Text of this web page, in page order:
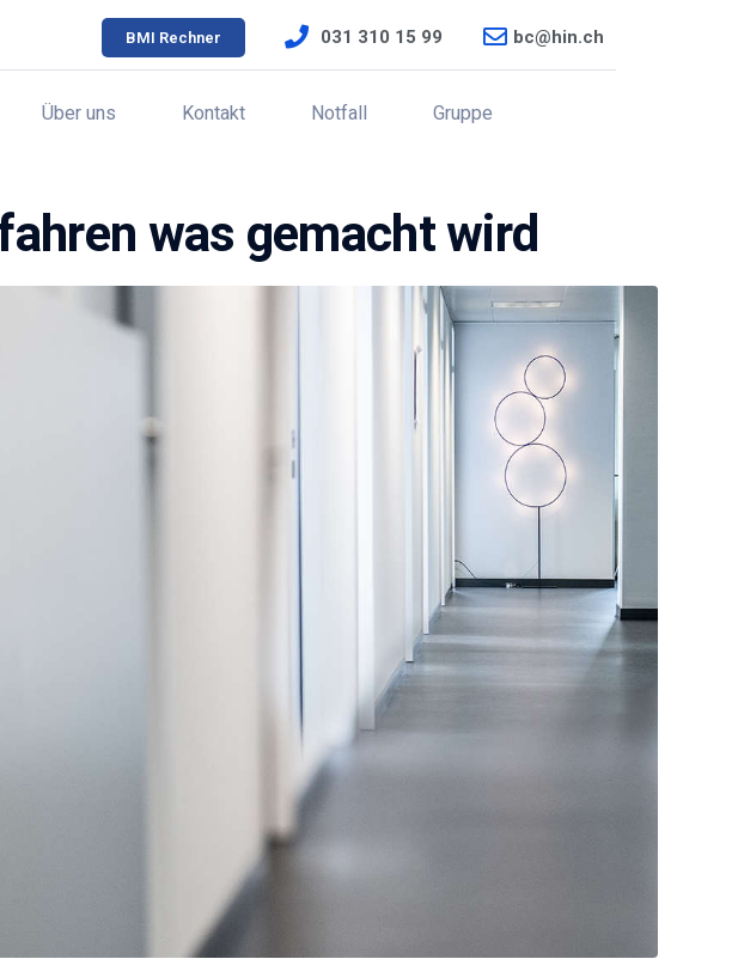
BMI Rechner 031 310 15 99 bc@hin.ch
Über uns Kontakt Notfall Gruppe
was gemacht wird